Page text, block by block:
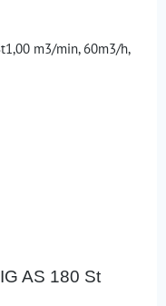
m3/min, 60m3/h,
AS 180 St